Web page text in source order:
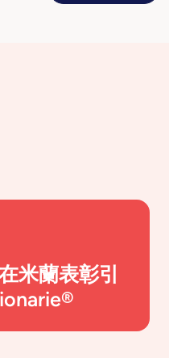
米蘭表彰引